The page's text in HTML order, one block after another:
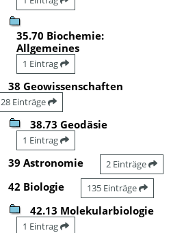
35.70 Biochemie:
Allgemeines
1 Eintrag
38 Geowissenschaften
28 Einträge
38.73 Geodäsie
1 Eintrag
39 Astronomie 2 Einträge
42 Biologie 135 Einträge
42.13 Molekularbiologie
1 Eintrag